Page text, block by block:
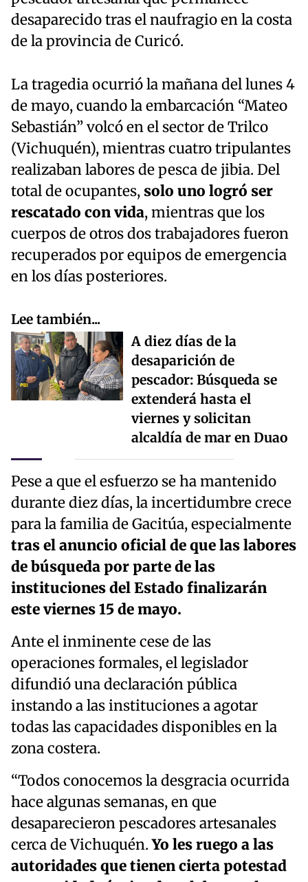
desaparecido tras el naufragio en la costa
de la provincia de Curicó.
La tragedia ocurrió la mañana del lunes 4
de mayo, cuando la embarcación “Mateo
Sebastián” volcó en el sector de Trilco
(Vichuquén), mientras cuatro tripulantes
realizaban labores de pesca de jibia. Del
total de ocupantes, solo uno logró ser
rescatado con vida, mientras que los
cuerpos de otros dos trabajadores fueron
recuperados por equipos de emergencia
en los días posteriores.
Lee también...
A diez días de la
desaparición de
pescador: Búsqueda se
extenderá hasta el
viernes y solicitan
alcaldía de mar en Duao
Pese a que el esfuerzo se ha mantenido
durante diez días, la incertidumbre crece
para la familia de Gacitúa, especialmente
tras el anuncio oficial de que las labores
de búsqueda por parte de las
instituciones del Estado finalizarán
este viernes 15 de mayo.
Ante el inminente cese de las
operaciones formales, el legislador
difundió una declaración pública
instando a las instituciones a agotar
todas las capacidades disponibles en la
zona costera.
“Todos conocemos la desgracia ocurrida
hace algunas semanas, en que
desaparecieron pescadores artesanales
cerca de Vichuquén.Yo les ruego a las
autoridades que tienen cierta potestad